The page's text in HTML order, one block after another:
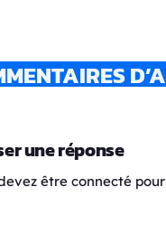
une réponse
être connecté